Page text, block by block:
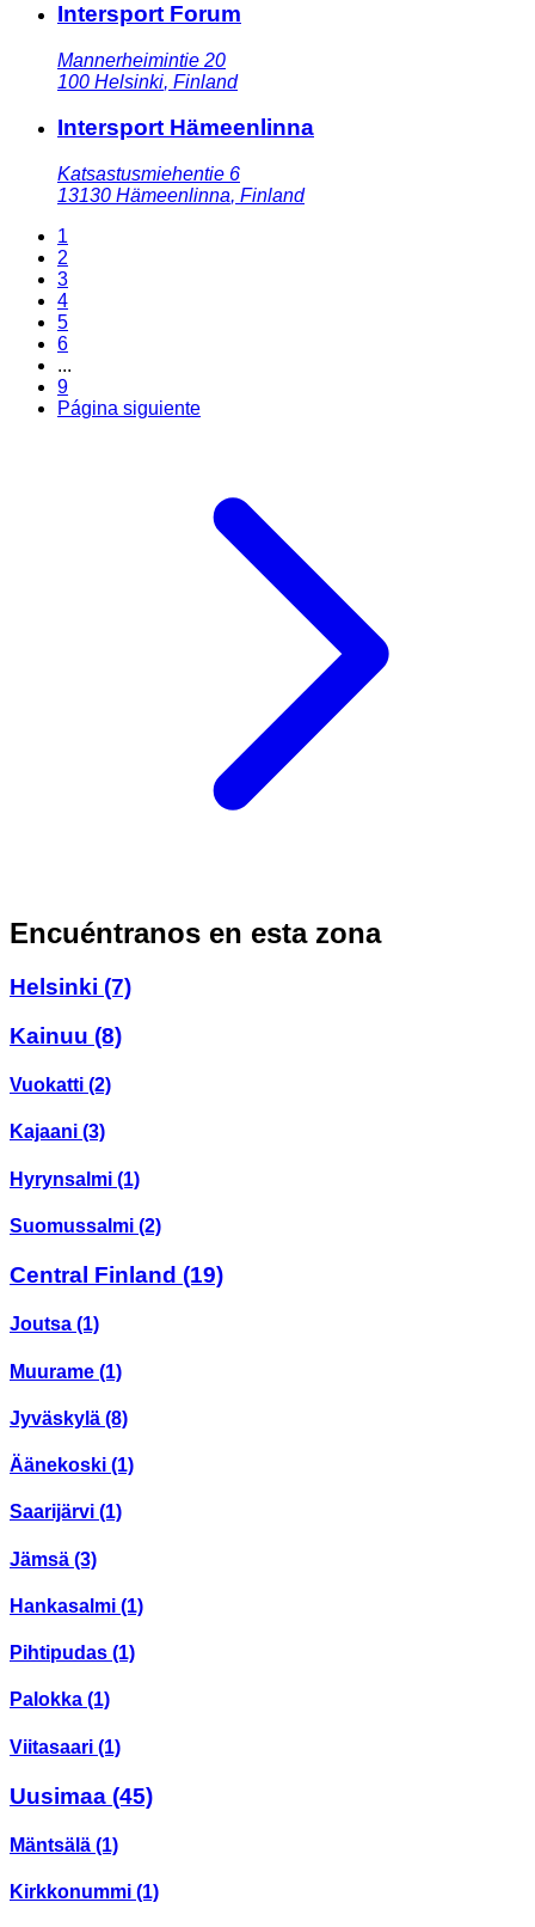
Intersport Forum
Mannerheimintie 20
100 Helsinki, Finland
Intersport Hämeenlinna
Katsastusmiehentie 6
13130 Hämeenlinna, Finland
1
2
3
4
5
6
...
9
Página siguiente
Encuéntranos en esta zona
Helsinki (7)
Kainuu (8)
Vuokatti (2)
Kajaani (3)
Hyrynsalmi (1)
Suomussalmi (2)
Central Finland (19)
Joutsa (1)
Muurame (1)
Jyväskylä (8)
Äänekoski (1)
Saarijärvi (1)
Jämsä (3)
Hankasalmi (1)
Pihtipudas (1)
Palokka (1)
Viitasaari (1)
Uusimaa (45)
Mäntsälä (1)
Kirkkonummi (1)